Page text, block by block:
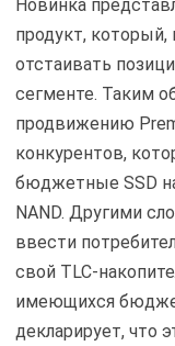
Новинка
продукт,
отстаивать
сегменте. Таким
продвижению
конкурентов,
бюджетные SSD
NAND. Другими
ввести
свой TLC-
имеющихся
декларирует, что